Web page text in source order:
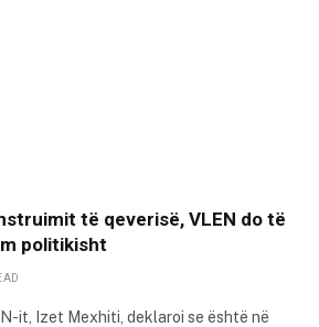
të qeverisë, VLEN do të
politikisht
it, Izet Mexhiti, deklaroi se është në